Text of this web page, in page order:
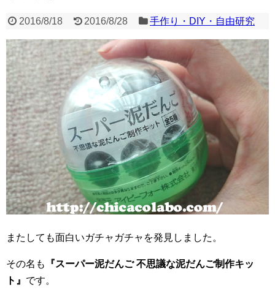
2016/8/18 2016/8/28 手作り・DIY・自由研究
またしても面白いガチャガチャを発見しました。
その名も
『スーパー泥だんご 不思議な泥だんご制作キッ
ト』 です。